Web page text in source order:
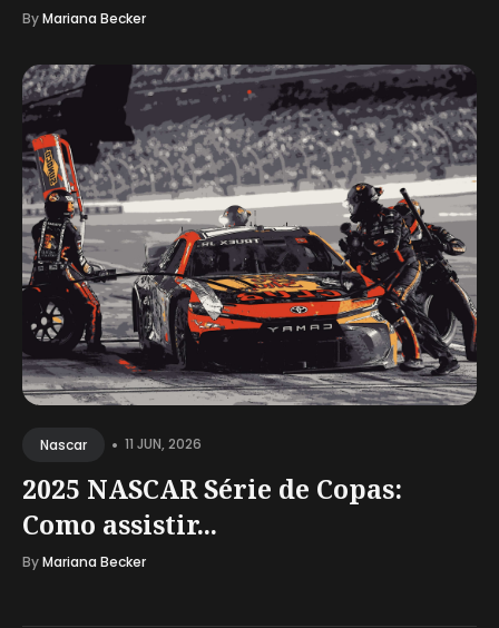
ByMariana Becker
Nascar • 11 JUN, 2026
2025 NASCAR Série de Copas:
Como assistir...
ByMariana Becker